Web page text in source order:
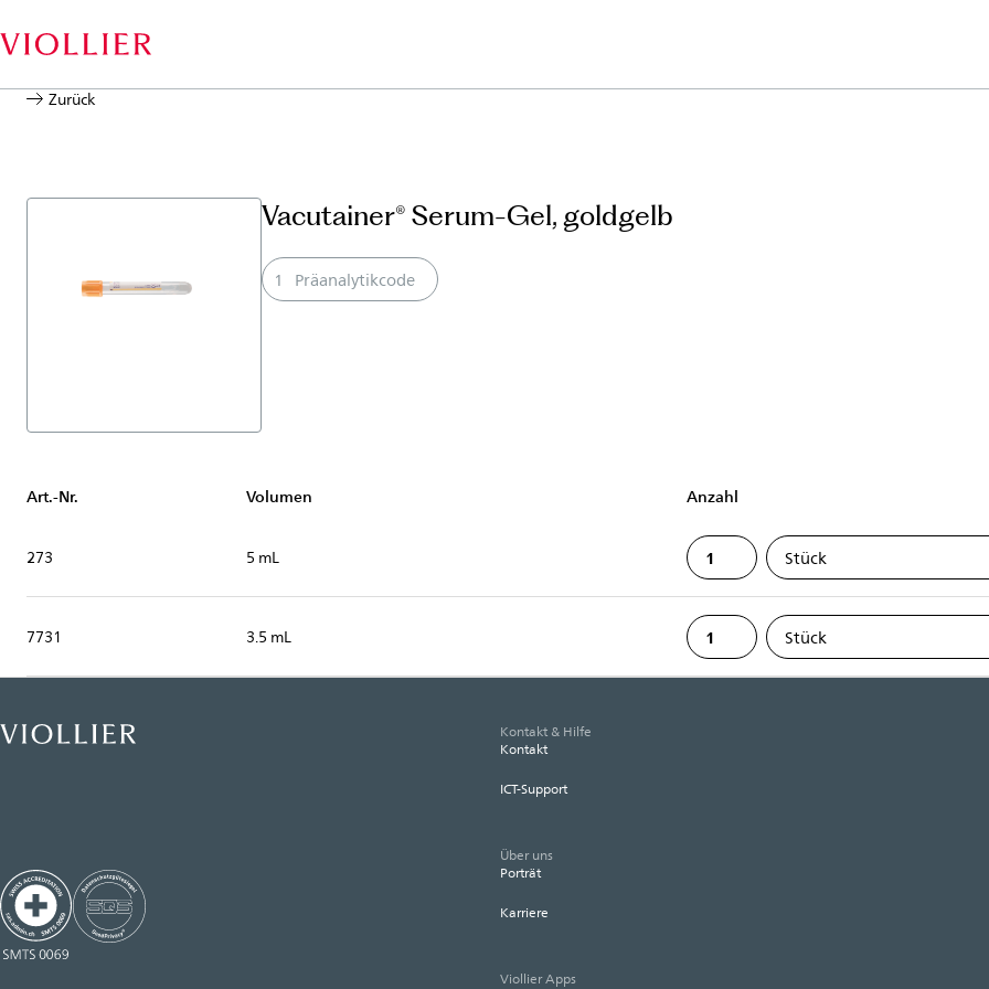
Zurück
Vacutainer® Serum-Gel, goldgelb
1 Präanalytikcode
Art.-Nr.
273
Volumen
5 mL
Anzahl
7731 3.5 mL
Kontakt & Hilfe
Kontakt
ICT-Support
Über uns
Porträt
Karriere
Viollier Apps